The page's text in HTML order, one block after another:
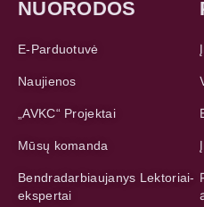
NUORODOS
E-Parduotuvė
Naujienos
„AVKC“ Projektai
Mūsų komanda
Bendradarbiaujanys Lektoriai-
ekspertai